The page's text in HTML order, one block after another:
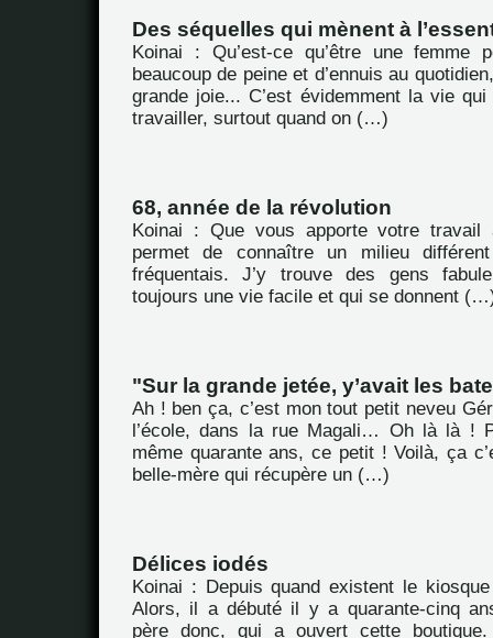
Des séquelles qui mènent à
Koinai : Qu’est-ce qu’être une femme
beaucoup de peine et d’ennuis au
grande joie... C’est évidemment la vie
travailler, surtout quand on (…)
68, année de la révolution
Koinai : Que vous apporte votre travail
permet de connaître un milieu
fréquentais. J’y trouve des gens
toujours une vie facile et qui se donnent
"Sur la grande jetée, y’avait les
Ah ! ben ça, c’est mon tout petit neveu
l’école, dans la rue Magali… Oh là là !
même quarante ans, ce petit ! Voilà, ça
belle-mère qui récupère un (…)
Délices iodés
Koinai : Depuis quand existent le
Alors, il a débuté il y a quarante-cinq
père donc, qui a ouvert cette